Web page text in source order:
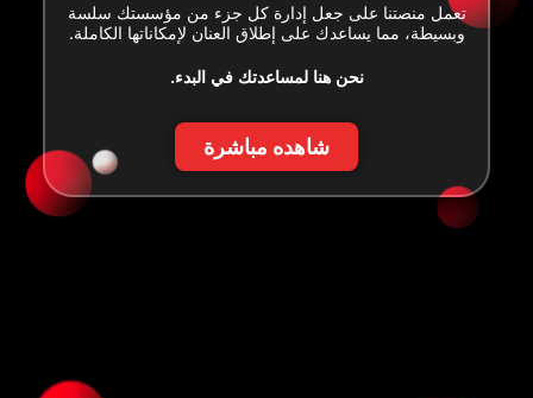
تعمل منصتنا على جعل إدارة كل جزء من مؤسستك سلسة
وبسيطة، مما يساعدك على إطلاق العنان لإمكاناتها الكاملة.
نحن هنا لمساعدتك في البدء.
شاهده مباشرة